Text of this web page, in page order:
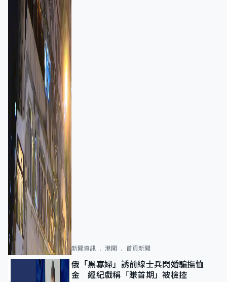
新聞資訊 港聞 首頁新聞
俄「黑寡婦」誘前線士兵閃婚騙撫恤
金 經紀戲稱「賺首期」被檢控